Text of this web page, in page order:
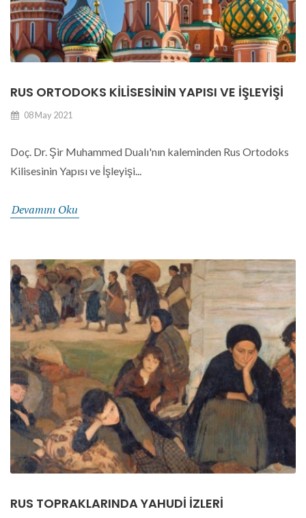
RUS ORTODOKS KILISESININ YAPISI VE İŞLEYIŞI
08 May 2021
Doç. Dr. Şir Muhammed Dualı'nın kaleminden Rus Ortodoks
Kilisesinin Yapısı ve İşleyişi...
Devamını Oku
RUS TOPRAKLARINDA YAHUDI İZLERI